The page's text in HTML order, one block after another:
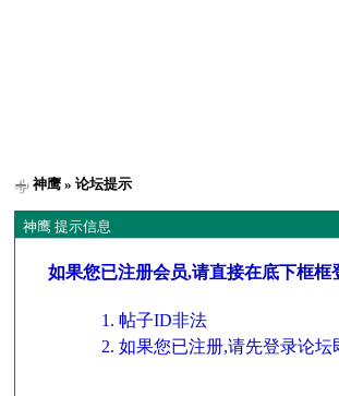
神鹰 » 论坛提示
神鹰 提示信息
如果您已注册会员,请直接在底下框
帖子ID非法
如果您已注册,请先登录论坛